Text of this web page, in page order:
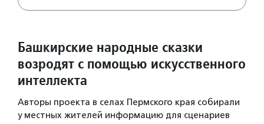
Башкирские народные сказки
возродят с помощью искусственного
интеллекта
Авторы проекта в селах Пермского края собирали
у местных жителей информацию для сценариев